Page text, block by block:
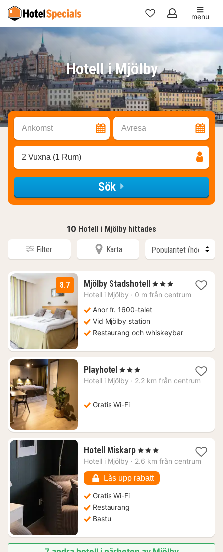
Mina
menu
Hotell i Mjölby
Ankomst Avresa
2 Vuxna (1 Rum)
Sök
10 Hotell i Mjölby hittades
Filter Karta
8.7 Mjölby Stadshotell 3
nätter
1187
, 3 Stjärnor
Hotell i Mjölby · 0 m från centrum
Anor fr. 1600-talet
Vid Mjölby station
Restaurang och whiskeybar
Playhotel 1
natt
från
kr.
, 3 Stjärnor
Hotell i Mjölby · 2.2 km från centrum
Gratis Wi-Fi
Hotell Miskarp1
natt
1374
kr.
, 3 Stjärnor
Hotell i Mjölby · 2.6 km från centrum
Lås upp rabatt
Gratis Wi-Fi
Restaurang
Bastu